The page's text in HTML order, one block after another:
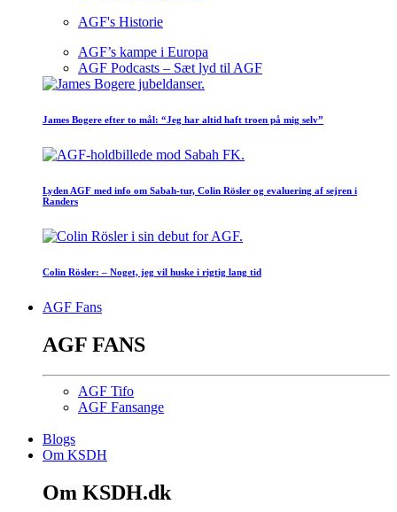
AGF's Historie
AGF’s kampe i Europa
AGF Podcasts – Sæt lyd til AGF
James Bogere efter to mål: “Jeg har altid haft troen på mig selv”
Lyden AGF med info om Sabah-tur, Colin Rösler og evaluering af sejren i
Randers
Colin Rösler: – Noget, jeg vil huske i rigtig lang tid
AGF Fans
AGF FANS
AGF Tifo
AGF Fansange
Blogs
Om KSDH
Om KSDH.dk